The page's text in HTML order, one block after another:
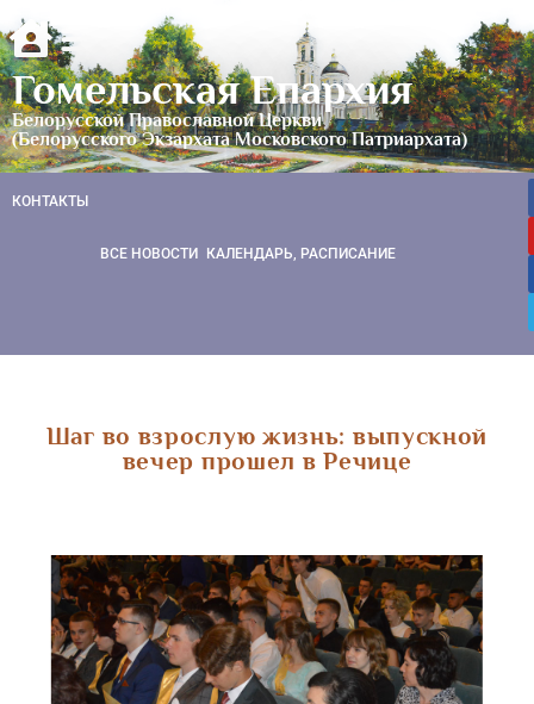
Гомельская Епархия
Белорусской Православной Церкви
(Белорусского Экзархата Московского Патриархата)
КОНТАКТЫ
ВСЕ НОВОСТИ КАЛЕНДАРЬ, РАСПИСАНИЕ
Шаг во взрослую жизнь: выпускной
вечер прошел в Речице